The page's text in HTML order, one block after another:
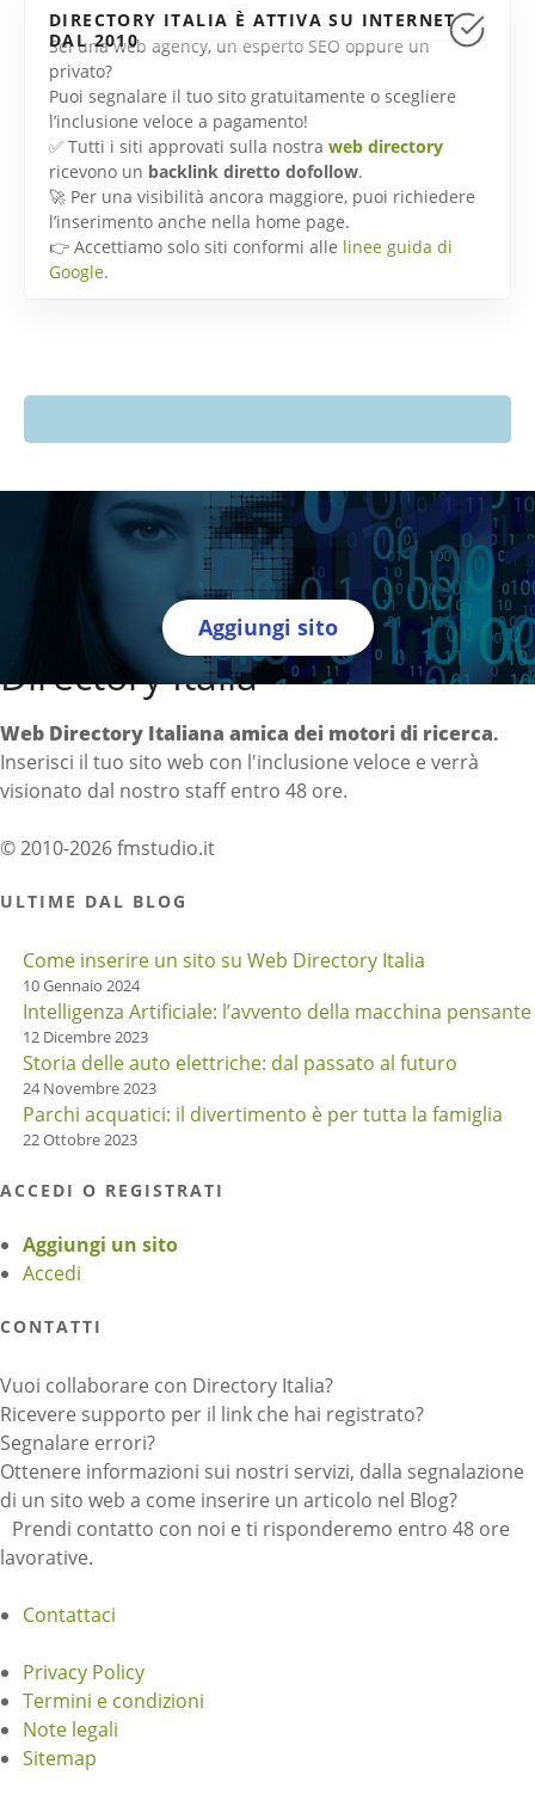
DIRECTORY ITALIA È ATTIVA SU INTERNET
DAL 2010
Sei una web agency, un esperto SEO oppure un
privato?
Puoi segnalare il tuo sito gratuitamente o scegliere
l’inclusione veloce a pagamento!
✅ Tutti i siti approvati sulla nostra web directory
ricevono un backlink diretto dofollow.
🚀 Per una visibilità ancora maggiore, puoi richiedere
l’inserimento anche nella home page.
👉 Accettiamo solo siti conformi alle linee guida di
Google.
Aggiungi sito
Directory Italia
Web Directory Italiana amica dei motori di ricerca.
Inserisci il tuo sito web con l'inclusione veloce e verrà
visionato dal nostro staff entro 48 ore.
© 2010-2026 fmstudio.it
ULTIME DAL BLOG
Come inserire un sito su Web Directory Italia
10 Gennaio 2024
Intelligenza Artificiale: l’avvento della macchina pensante
12 Dicembre 2023
Storia delle auto elettriche: dal passato al futuro
24 Novembre 2023
Parchi acquatici: il divertimento è per tutta la famiglia
22 Ottobre 2023
ACCEDI O REGISTRATI
Aggiungi un sito
Accedi
CONTATTI
Vuoi collaborare con Directory Italia?
Ricevere supporto per il link che hai registrato?
Segnalare errori?
Ottenere informazioni sui nostri servizi, dalla segnalazione
di un sito web a come inserire un articolo nel Blog?
Prendi contatto con noi e ti risponderemo entro 48 ore
lavorative.
Contattaci
Privacy Policy
Termini e condizioni
Note legali
Sitemap